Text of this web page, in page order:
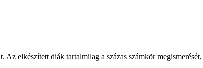
elkészített diák tartalmilag a százas számkör